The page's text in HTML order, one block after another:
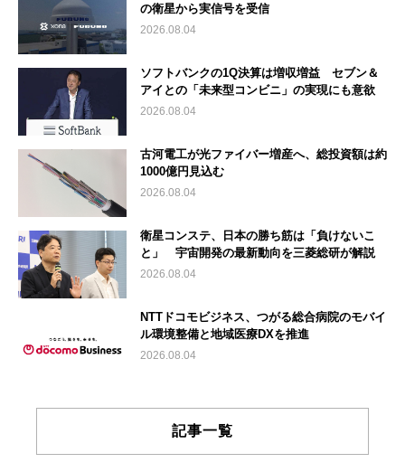
の衛星から実信号を受信
2026.08.04
ソフトバンクの1Q決算は増収増益 セブン＆
アイとの「未来型コンビニ」の実現にも意欲
2026.08.04
古河電工が光ファイバー増産へ、総投資額は約
1000億円見込む
2026.08.04
衛星コンステ、日本の勝ち筋は「負けないこ
と」 宇宙開発の最新動向を三菱総研が解説
2026.08.04
NTTドコモビジネス、つがる総合病院のモバイ
ル環境整備と地域医療DXを推進
2026.08.04
記事一覧